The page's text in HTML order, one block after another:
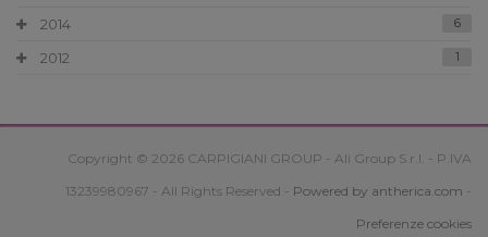
2014 6
2012 1
Copyright © 2026 CARPIGIANI GROUP - Ali Group S.r.l. - P.IVA
13239980967 - All Rights Reserved - Powered by antherica.com -
Preferenze cookies